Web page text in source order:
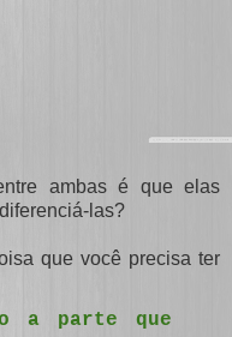
ambas é que elas
las?
que você precisa ter
a parte que